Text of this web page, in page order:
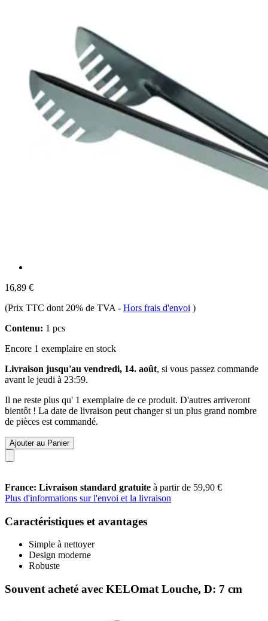
16,89 €
(Prix TTC dont 20% de TVA - Hors frais d'envoi )
Contenu: 1 pcs
Encore 1 exemplaire en stock
Livraison jusqu'au vendredi, 14. août, si vous passez commande
avant le jeudi à 23:59.
Il ne reste plus qu' 1 exemplaire de ce produit. D'autres arriveront
bientôt ! La date de livraison peut changer si un plus grand nombre
de pièces est commandé.
Ajouter au Panier
France: Livraison standard gratuite à partir de 59,90 €
Plus d'informations sur l'envoi et la livraison
Caractéristiques et avantages
Simple à nettoyer
Design moderne
Robuste
Souvent acheté avec KELOmat Louche, D: 7 cm